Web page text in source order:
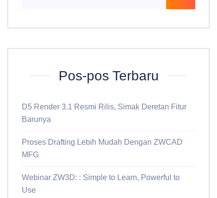
Pos-pos Terbaru
D5 Render 3.1 Resmi Rilis, Simak Deretan Fitur
Barunya
Proses Drafting Lebih Mudah Dengan ZWCAD
MFG
Webinar ZW3D: : Simple to Learn, Powerful to
Use